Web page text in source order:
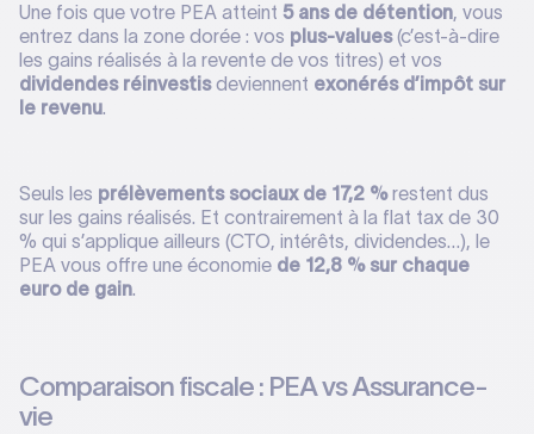
Une fois que votre PEA atteint 5 ans de détention, vous
entrez dans la zone dorée : vos plus-values(c’est-à-dire
les gains réalisés à la revente de vos titres) et vos
dividendes réinvestisdeviennent exonérés d’impôt sur
le revenu.
Seuls les prélèvements sociaux de 17,2 %restent dus
sur les gains réalisés. Et contrairement à la flat tax de 30
% qui s’applique ailleurs (CTO, intérêts, dividendes…), le
PEA vous offre une économie de 12,8 % sur chaque
euro de gain.
Comparaison fiscale : PEA vs Assurance-
vie